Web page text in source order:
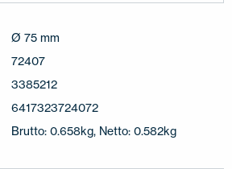
Ø 75 mm
72407
3385212
6417323724072
Brutto: 0.658kg, Netto: 0.582kg